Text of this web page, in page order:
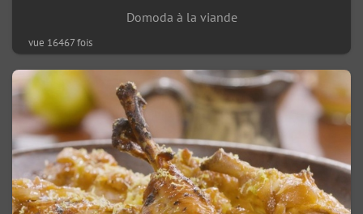
Domoda à la viande
vue 16467 fois